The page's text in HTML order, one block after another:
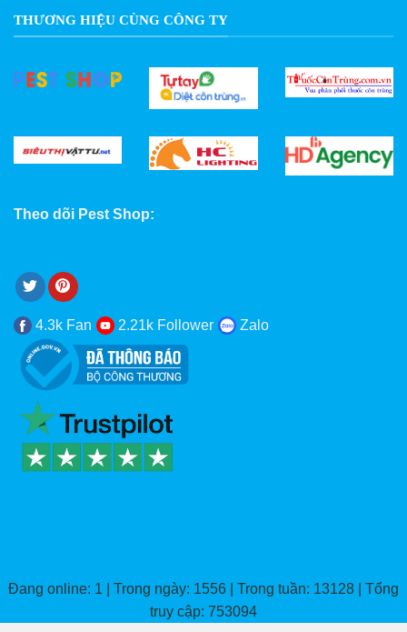
THƯƠNG HIỆU CÙNG CÔNG TY
Theo dõi Pest Shop:
4.3k Fan 2.21k Follower Zalo
Đang online: 1 | Trong ngày: 1556 | Trong tuần: 13128 | Tổng
truy cập: 753094